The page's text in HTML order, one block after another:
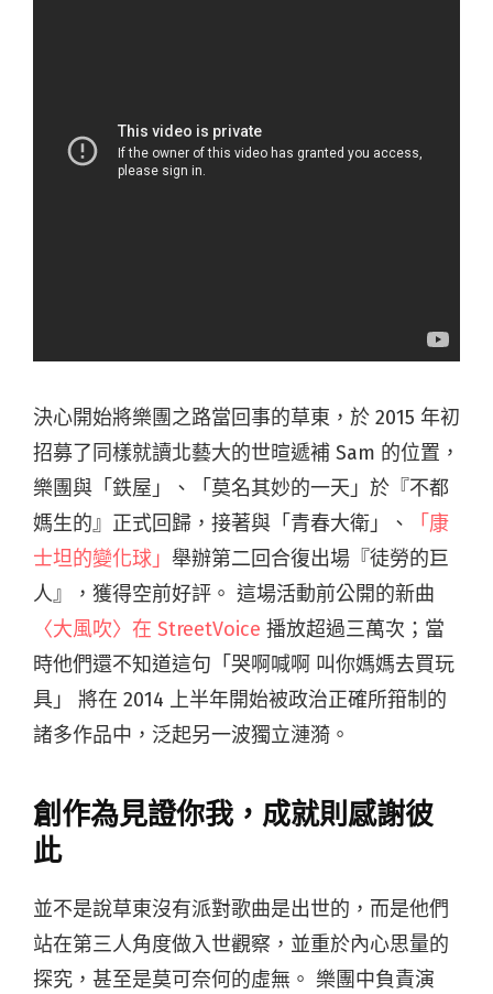
決心開始將樂團之路當回事的草東，於 2015 年初
招募了同樣就讀北藝大的世暄遞補 Sam 的位置，
樂團與「鉄屋」、「莫名其妙的一天」於『不都
媽生的』正式回歸，接著與「青春大衛」、
「康
士坦的變化球」 舉辦第二回合復出場『徒勞的巨
人』，獲得空前好評。 這場活動前公開的新曲
〈大風吹〉在 StreetVoice 播放超過三萬次；當
時他們還不知道這句「哭啊喊啊 叫你媽媽去買玩
具」 將在 2014 上半年開始被政治正確所箝制的
諸多作品中，泛起另一波獨立漣漪。
創作為見證你我，成就則感謝彼
此
並不是說草東沒有派對歌曲是出世的，而是他們
站在第三人角度做入世觀察，並重於內心思量的
探究，甚至是莫可奈何的虛無。 樂團中負責演